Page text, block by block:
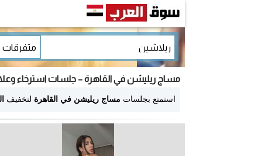
مساج ريليشن في القاهرة – جلسات استرخاء
استمتع بجلسات مساج ريليشن في القاهرة لتخفيف